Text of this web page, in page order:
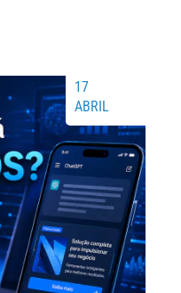
17
ABRIL